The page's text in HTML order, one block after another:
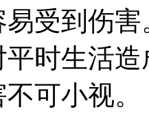
受到伤
时生活
可小视。